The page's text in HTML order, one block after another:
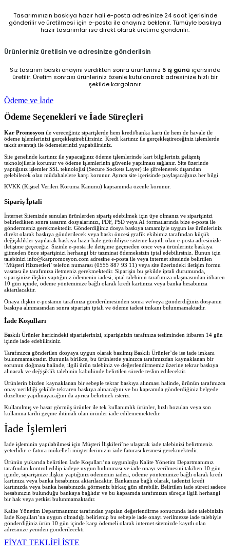
Tasarımınızın baskıya hazır hali e-posta adresinize 24 saat içerisinde
gönderilir ve üretilmesi için e-posta ile onayınız beklenir. Tümüyle baskıya
hazır tasarımlar ise direkt olarak üretime gönderilir.
Ürünleriniz üretilsin ve adresinize gönderilsin
Siz tasarım baskı onayını verdikten sonra ürünleriniz 5 iş günü içerisinde
üretilir. Üretim sonrası ürünleriniz özenle kutulanarak adresinize hızlı bir
şekilde kargolanır.
Ödeme ve İade
Ödeme Seçenekleri ve İade Süreçleri
Kar Promosyon ile vereceğiniz siparişlerde hem kredi/banka kartı ile hem de havale ile
ödeme işlemlerinizi gerçekleştirebilirsiniz. Kredi kartınız ile gerçekleştireceğiniz işlemlerde
taksit avantajı ile ödemelerinizi yapabilirsiniz.
Site genelinde kartınız ile yapacağınız ödeme işlemlerinde kart bilgileriniz gelişmiş
teknolojilerle korunur ve ödeme işlemlerinin güvenle yapılması sağlanır. Site üzerinde
yaptığınız işlemler SSL teknolojisi (Secure Sockets Layer) ile şifrelenerek dışarıdan
gelebilecek olan müdahalelere karşı korunur. Ayrıca site içerisinde paylaşacağınız her bilgi
KVKK (Kişisel Verileri Koruma Kanunu) kapsamında özenle korunur.
Sipariş İptali
İnternet Sitemizde sunulan ürünlerden sipariş edebilmek için üye olmanız ve siparişinizi
belirledikten sonra tasarım dosyalarınızı, PDF, PSD veya AI formatlarında bize e-posta ile
göndermeniz gerekmektedir. Gönderdiğiniz dosya baskıya tamamiyle uygun ise ürünleriniz
direkt olarak baskıya gönderilecek veya baskı öncesi grafik ekibimiz tarafından küçük
değişiklikler yapılarak baskıya hazır hale getirildiyse sisteme kayıtlı olan e-posta adresinizle
iletişime geçeceğiz. Sizinle e-posta ile iletişime geçmeden önce veya ürünleriniz baskıya
gitmeden önce siparişinizi herhangi bir tazminat ödemeksizin iptal edebilirsiniz. Bunun için
talebinizi info@karpromosyon.com adresine e-posta ile veya internet sitesinde belirtilen
‘Müşteri Hizmetleri’ telefon numarası (0555 887 93 11) veya site üzerindeki iletişim formu
vasıtası ile tarafımıza iletmeniz gerekmektedir. Siparişin bu şekilde iptali durumunda,
siparişinize ilişkin yaptığınız ödemenin iadesi, iptal talebinin tarafımıza ulaşmasından itibaren
10 gün içinde, ödeme yönteminize bağlı olarak kredi kartınıza veya banka hesabınıza
aktarılacaktır.
Onaya ilişkin e-postanın tarafınıza gönderilmesinden sonra ve/veya gönderdiğiniz dosyanın
baskıya alınmasından sonra siparişin iptali ve ödeme iadesi imkanı bulunmamaktadır.
İade Koşulları
Baskılı Ürünler haricindeki siparişlerinizi, siparişinizin tarafınıza tesliminden itibaren 14 gün
içinde iade edebilirsiniz.
Tarafınızca gönderilen dosyaya uygun olarak basılmış Baskılı Ürünler’de ise iade imkanı
bulunmamaktadır. Bununla birlikte, bu ürünlerde yalnızca tarafımızdan kaynaklanan bir
sorunun doğması halinde, ilgili ürün talebiniz ve değerlendirmemiz üzerine tekrar baskıya
alınacak ve değişiklik talebinin kabulünde belirtilen sürede teslim edilecektir.
Ürünlerin bizden kaynaklanan bir sebeple tekrar baskıya alınması halinde, ürünün tarafınızca
onay verildiği şekilde tekraren baskıya alınacağını ve bu kapsamda gönderdiğiniz belgede
düzeltme yapılmayacağını da ayrıca belirtmek isteriz.
Kullanılmış ve hasar görmüş ürünler ile tek kullanımlık ürünler, hızlı bozulan veya son
kullanma tarihi geçme ihtimali olan ürünler iade edilememektedir.
İade İşlemleri
İade işleminin yapılabilmesi için Müşteri İlişkileri’ne ulaşarak iade talebinizi belirtmeniz
yeterlidir. e-fatura mükellefi müşterilerimizin iade faturası kesmesi gerekmektedir.
Ürünün yukarıda belirtilen İade Koşulları’na uygunluğu Kalite Yönetim Departmanımız
tarafından kontrol edilip iadeye uygun bulunması ve iade onayı verilmesini takiben 10 gün
içinde, siparişinize ilişkin yaptığınız ödemenin iadesi, ödeme yönteminize bağlı olarak kredi
kartınıza veya banka hesabınıza aktarılacaktır. Bankanıza bağlı olarak, iadenizi kredi
kartınızda veya banka hesabınızda görmeniz birkaç gün sürebilir. Belirtilen iade süreci sadece
hesabınızın bulunduğu bankaya bağlıdır ve bu kapsamda tarafımızın süreçle ilgili herhangi
bir hak veya yetkisi bulunmamaktadır.
Kalite Yönetim Departmanımız tarafından yapılan değerlendirme sonucunda iade talebinizin
İade Koşulları’na uygun olmadığı belirlenip bu sebeple iade onayı verilmezse iade talebiyle
gönderdiğiniz ürün 10 gün içinde karşı ödemeli olarak internet sitemizde kayıtlı olan
adresinize yeniden gönderilecekti
FİYAT TEKLİFİ İSTE